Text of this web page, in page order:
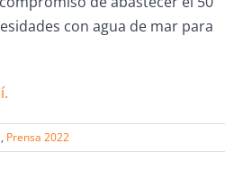
con agua de mar para
, Prensa 2022